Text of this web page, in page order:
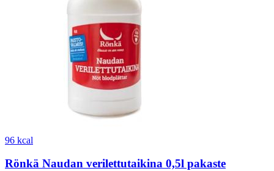
96 kcal
Rönkä Naudan verilettutaikina 0,5l pakaste